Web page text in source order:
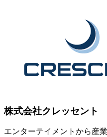
株式会社クレッセント
エンターテイメントから産